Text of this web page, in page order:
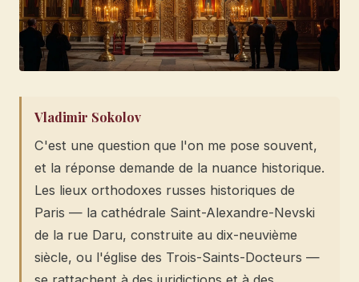
Vladimir Sokolov
C'est une question que l'on me pose souvent,
et la réponse demande de la nuance historique.
Les lieux orthodoxes russes historiques de
Paris — la cathédrale Saint-Alexandre-Nevski
de la rue Daru, construite au dix-neuvième
siècle, ou l'église des Trois-Saints-Docteurs —